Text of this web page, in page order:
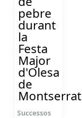
pebre
durant
la
Festa
Major
d'Olesa
de
Montserrat
Successos